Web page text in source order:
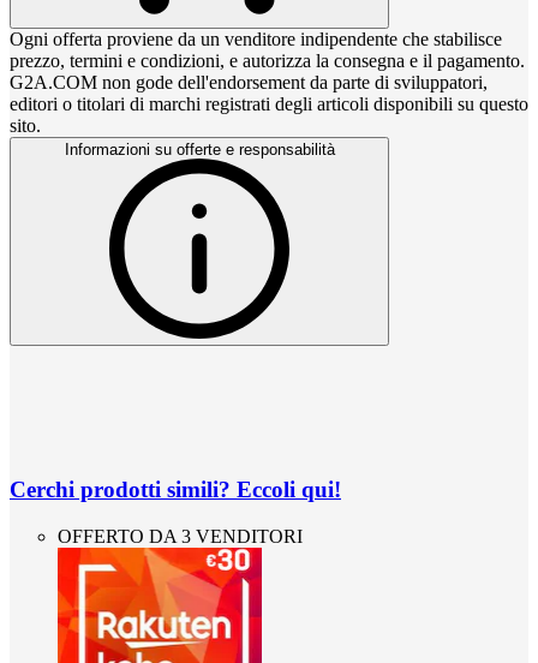
Ogni offerta proviene da un venditore indipendente che stabilisce
prezzo, termini e condizioni, e autorizza la consegna e il pagamento.
G2A.COM non gode dell'endorsement da parte di sviluppatori,
editori o titolari di marchi registrati degli articoli disponibili su questo
sito.
Informazioni su offerte e responsabilità
Cerchi prodotti simili? Eccoli qui!
OFFERTO DA 3 VENDITORI